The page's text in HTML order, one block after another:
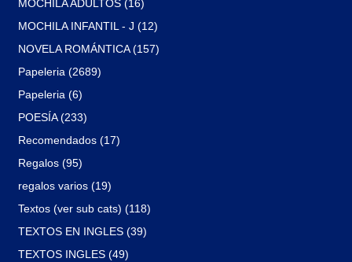
MOCHILA ADULTOS (16)
MOCHILA INFANTIL - J (12)
NOVELA ROMÁNTICA (157)
Papeleria (2689)
Papeleria (6)
POESÍA (233)
Recomendados (17)
Regalos (95)
regalos varios (19)
Textos (ver sub cats) (118)
TEXTOS EN INGLES (39)
TEXTOS INGLES (49)